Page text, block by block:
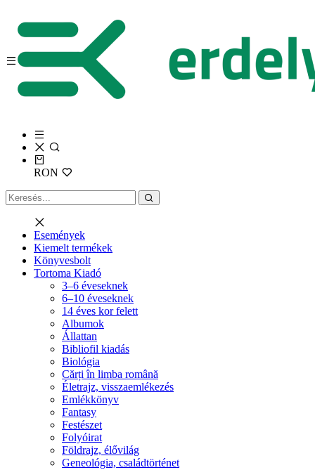
RON
Események
Kiemelt termékek
Könyvesbolt
Tortoma Kiadó
3–6 éveseknek
6–10 éveseknek
14 éves kor felett
Albumok
Állattan
Bibliofil kiadás
Biológia
Cărți în limba română
Életrajz, visszaemlékezés
Emlékkönyv
Fantasy
Festészet
Folyóirat
Földrajz, élővilág
Geneológia, családtörténet